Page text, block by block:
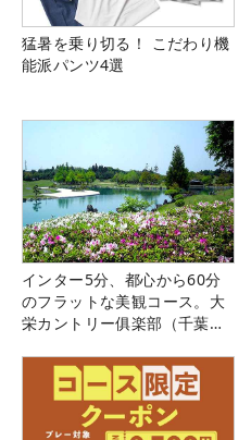
猛暑を乗り切る！ こだわり機
能派パンツ4選
インター5分、都心から60分
のフラットな美観コース。大
栄カントリー俱楽部（千葉